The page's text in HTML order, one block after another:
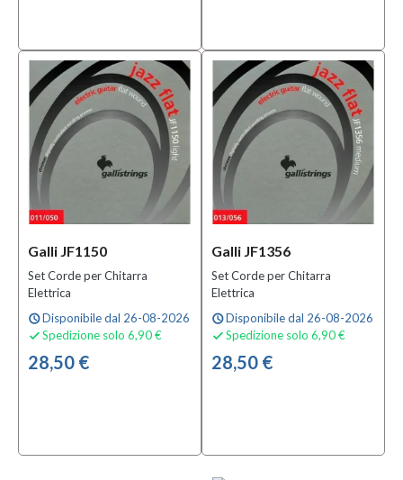
Galli JF1150
Set Corde per Chitarra
Elettrica
scheduleDisponibile dal 26-08-2026
 Spedizione solo 6,90 €
28,50 €
Galli JF1356
Set Corde per Chitarra
Elettrica
scheduleDisponibile dal 26-08-2026
 Spedizione solo 6,90 €
28,50 €